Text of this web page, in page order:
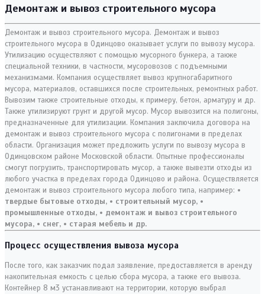
Демонтаж и вывоз строительного мусора
Демонтаж и вывоз строительного мусора. Демонтаж и вывоз
строительного мусора в Одинцово оказывает услуги по вывозу мусора.
Утилизацию осуществляют с помощью мусорного бункера, а также
специальной техники, в частности, мусоровозов с подъемными
механизмами. Компания осуществляет вывоз крупногабаритного
мусора, материалов, оставшихся после строительных, ремонтных работ.
Вывозим также строительные отходы, к примеру, бетон, арматуру и др.
Также утилизируют грунт и другой мусор. Мусор вывозится на полигоны,
предназначенные для утилизации. Компания заключила договора на
демонтаж и вывоз строительного мусора с полигонами в пределах
области. Организация может предложить услуги по вывозу мусора в
Одинцовском районе Московской области. Опытные профессионалы
смогут погрузить, транспортировать мусор, а также вывезти отходы из
любого участка в пределах города Одинцово и района. Осуществляется
демонтаж и вывоз строительного мусора любого типа, например: •
твердые бытовые отходы, • строительный мусор, •
промышленные отходы, • демонтаж и вывоз строительного
мусора, • снег, • старая мебель и др.
Процесс осуществления вывоза мусора
После того, как заказчик подал заявление, предоставляется в аренду
накопительная емкость с целью сбора мусора, а также его вывоза.
Контейнер 8 м3 устанавливают на территории, которую выбрал